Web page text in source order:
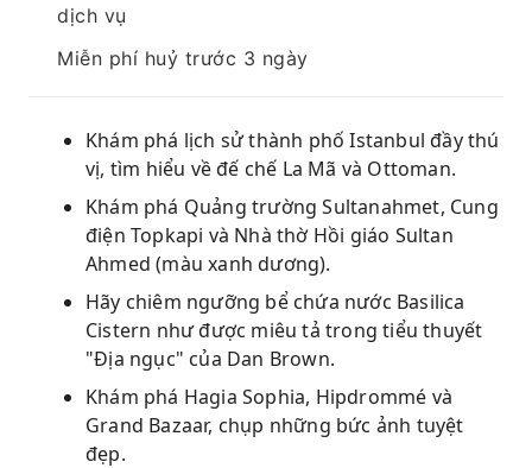
dịch vụ
Miễn phí huỷ trước 3 ngày
Khám phá lịch sử thành phố Istanbul đầy thú
vị, tìm hiểu về đế chế La Mã và Ottoman.
Khám phá Quảng trường Sultanahmet, Cung
điện Topkapi và Nhà thờ Hồi giáo Sultan
Ahmed (màu xanh dương).
Hãy chiêm ngưỡng bể chứa nước Basilica
Cistern như được miêu tả trong tiểu thuyết
"Địa ngục" của Dan Brown.
Khám phá Hagia Sophia, Hipdrommé và
Grand Bazaar, chụp những bức ảnh tuyệt
đẹp.